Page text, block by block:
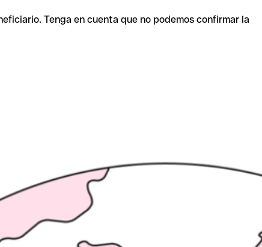
Tenga en cuenta que no podemos confirmar la